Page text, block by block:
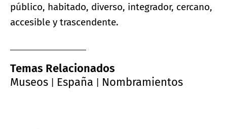
público, habitado, diverso, integrador, cercano,
accesible y trascendente.
Temas Relacionados
Museos
España Nombramientos